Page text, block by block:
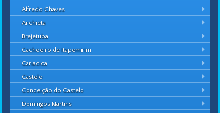
Alfredo Chaves
Anchieta
Brejetuba
Cachoeiro de Itapemirim
Cariacica
Castelo
Conceição do Castelo
Domingos Martins